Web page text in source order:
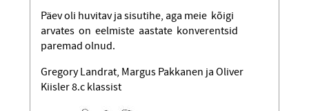
Päev oli huvitav ja sisutihe, aga meie kõigi
arvates on eelmiste aastate konverentsid
paremad olnud.
Gregory Landrat, Margus Pakkanen ja Oliver
Kiisler 8.c klassist